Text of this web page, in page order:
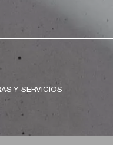
Y SERVICIOS